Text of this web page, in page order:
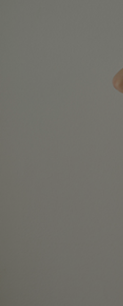
最旬！トレン
【予約】
【サンダル